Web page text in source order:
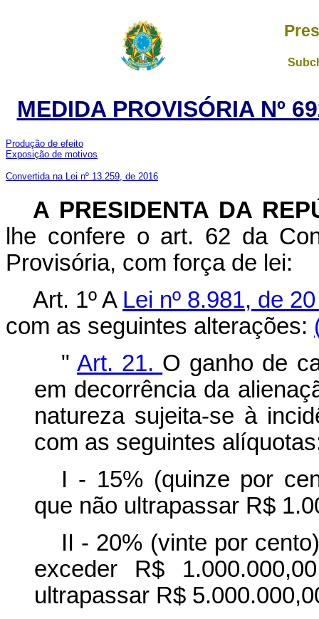
MEDIDA PROVISÓRIA Nº
Produção de efeito
Exposição de motivos
Convertida na Lei nº 13.259, de 2016
A PRESIDENTA DA
lhe confere o art. 62 da
Provisória, com força de lei:
Art. 1º A Lei nº 8.981, de
com as seguintes alterações:
" Art. 21. O ganho de
em decorrência da
natureza sujeita-se à
com as seguintes
I - 15% (quinze por
que não ultrapassar R$
II - 20% (vinte por
exceder R$
ultrapassar R$